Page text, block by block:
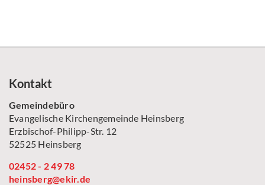
Kontakt
Gemeindebüro
Evangelische Kirchengemeinde Heinsberg
Erzbischof-Philipp-Str. 12
52525 Heinsberg
02452 - 2 49 78
heinsberg@ekir.de